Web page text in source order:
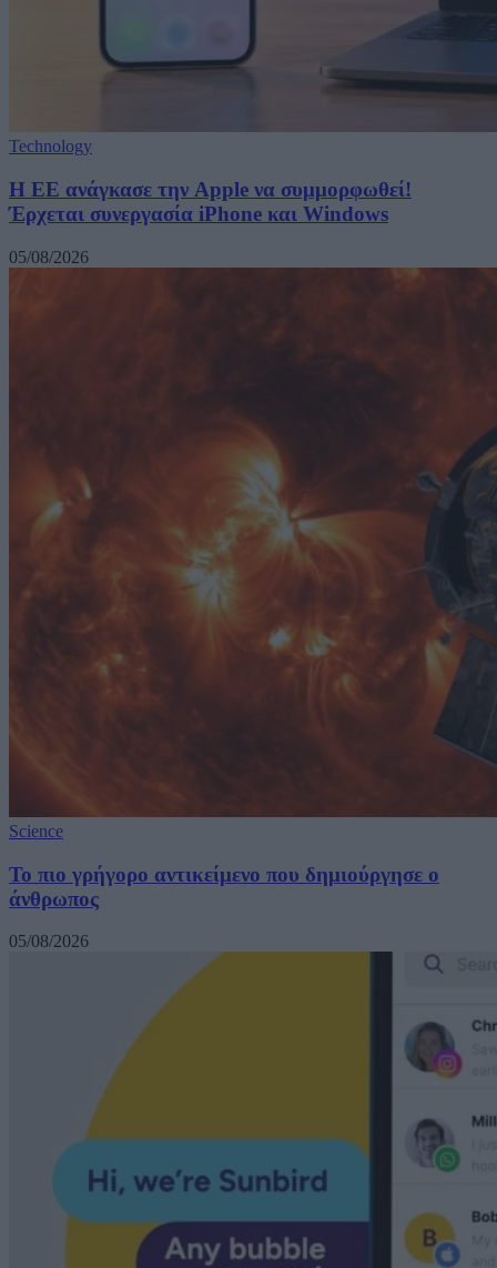
Technology
H ΕΕ ανάγκασε την Apple να συμμορφωθεί!
Έρχεται συνεργασία iPhone και Windows
05/08/2026
Science
Το πιο γρήγορο αντικείμενο που δημιούργησε ο
άνθρωπος
05/08/2026